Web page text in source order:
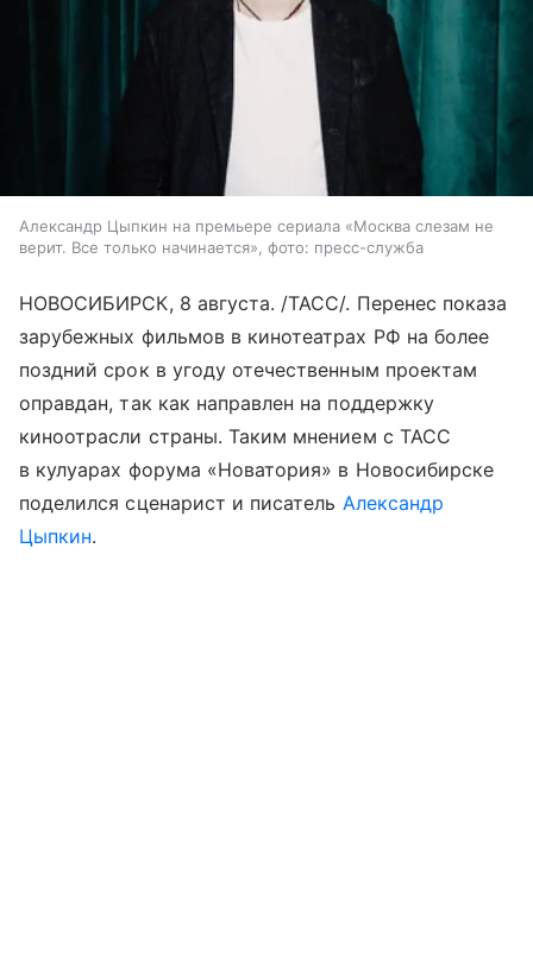
Александр Цыпкин на премьере сериала «Москва слезам не
верит. Все только начинается», фото: пресс-служба
НОВОСИБИРСК, 8 августа. /ТАСС/. Перенес показа
зарубежных фильмов в кинотеатрах РФ на более
поздний срок в угоду отечественным проектам
оправдан, так как направлен на поддержку
киноотрасли страны. Таким мнением с ТАСС
в кулуарах форума «Новатория» в Новосибирске
поделился сценарист и писатель Александр
Цыпкин.